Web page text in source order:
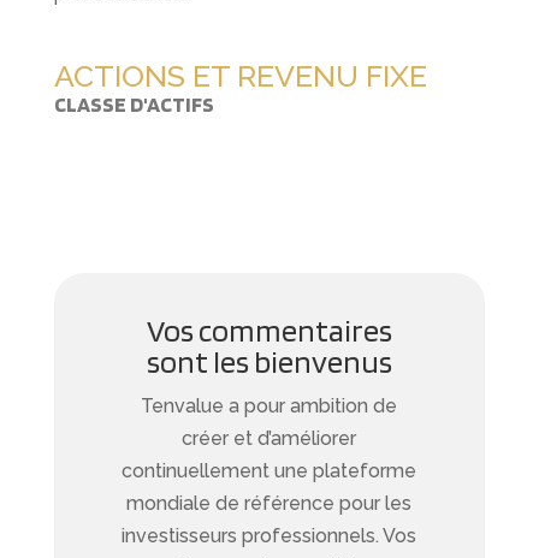
ACTIONS ET REVENU FIXE
CLASSE D'ACTIFS
Vos commentaires
sont les bienvenus
Tenvalue a pour ambition de
créer et d’améliorer
continuellement une plateforme
mondiale de référence pour les
investisseurs professionnels. Vos